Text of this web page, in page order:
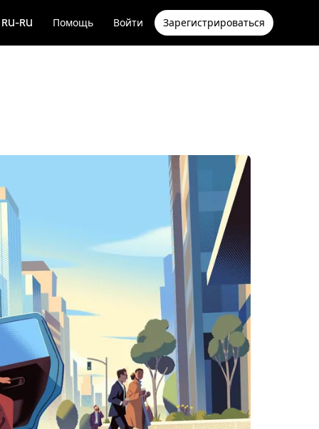
RU-RU Помощь Войти Зарегистрироваться